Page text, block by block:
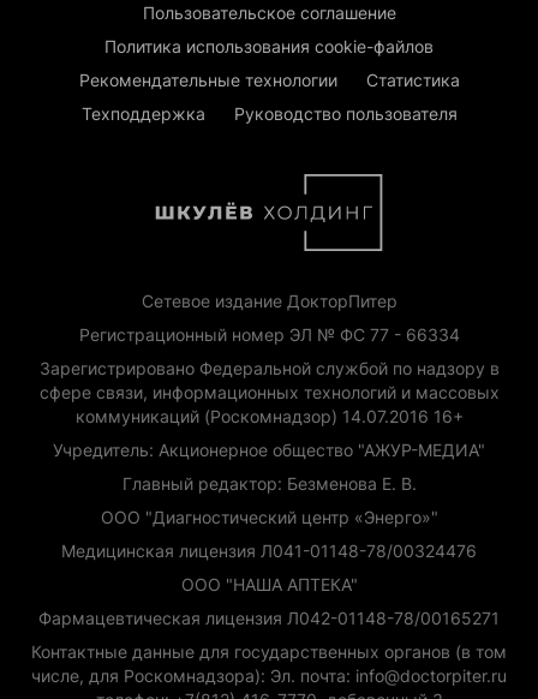
Пользовательское соглашение
Политика использования cookie-файлов
Рекомендательные технологии
Статистика
Техподдержка
Руководство пользователя
Сетевое издание ДокторПитер
Регистрационный номер ЭЛ № ФС 77 - 66334
Зарегистрировано Федеральной службой по надзору в
сфере связи, информационных технологий и массовых
коммуникаций (Роскомнадзор) 14.07.2016 16+
Учредитель: Акционерное общество "АЖУР-МЕДИА"
Главный редактор: Безменова Е. В.
ООО "Диагностический центр «Энерго»"
Медицинская лицензия Л041-01148-78/00324476
ООО "НАША АПТЕКА"
Фармацевтическая лицензия Л042-01148-78/00165271
Контактные данные для государственных органов (в том
числе, для Роскомнадзора): Эл. почта: info@doctorpiter.ru